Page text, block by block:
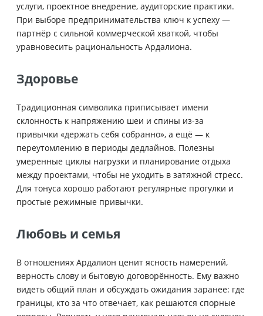
услуги, проектное внедрение, аудиторские практики.
При выборе предпринимательства ключ к успеху —
партнёр с сильной коммерческой хваткой, чтобы
уравновесить рациональность Ардалиона.
Здоровье
Традиционная символика приписывает имени
склонность к напряжению шеи и спины из-за
привычки «держать себя собранно», а ещё — к
переутомлению в периоды дедлайнов. Полезны
умеренные циклы нагрузки и планирование отдыха
между проектами, чтобы не уходить в затяжной стресс.
Для тонуса хорошо работают регулярные прогулки и
простые режимные привычки.
Любовь и семья
В отношениях Ардалион ценит ясность намерений,
верность слову и бытовую договорённость. Ему важно
видеть общий план и обсуждать ожидания заранее: где
границы, кто за что отвечает, как решаются спорные